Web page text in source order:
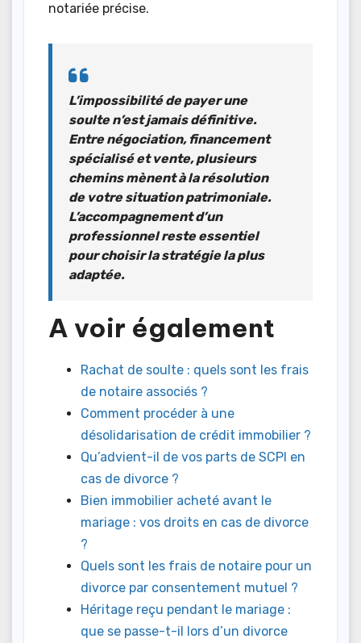
notariée précise.
L’impossibilité de payer une
soulten’est jamais définitive.
Entre négociation, financement
spécialisé et vente, plusieurs
chemins mènent à la résolution
de votre situation patrimoniale.
L’accompagnement d’un
professionnel reste essentiel
pour choisir la stratégie la plus
adaptée.
A voir également
Rachat de soulte : quels sont les frais
de notaire associés ?
Comment procéder à une
désolidarisation de crédit immobilier ?
Qu’advient-il de vos parts de SCPI en
cas de divorce ?
Bien immobilier acheté avant le
mariage : vos droits en cas de divorce
?
Quels sont les frais de notaire pour un
divorce par consentement mutuel ?
Héritage reçu pendant le mariage :
que se passe-t-il lors d’un divorce